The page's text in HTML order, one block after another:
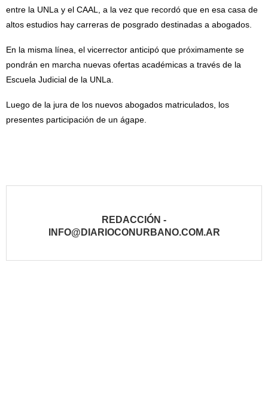
entre la UNLa y el CAAL, a la vez que recordó que en esa casa de
altos estudios hay carreras de posgrado destinadas a abogados.
En la misma línea, el vicerrector anticipó que próximamente se
pondrán en marcha nuevas ofertas académicas a través de la
Escuela Judicial de la UNLa.
Luego de la jura de los nuevos abogados matriculados, los
presentes participación de un ágape.
REDACCIÓN -
INFO@DIARIOCONURBANO.COM.AR